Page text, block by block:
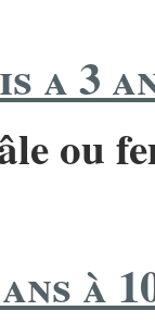
a 3
ou
à